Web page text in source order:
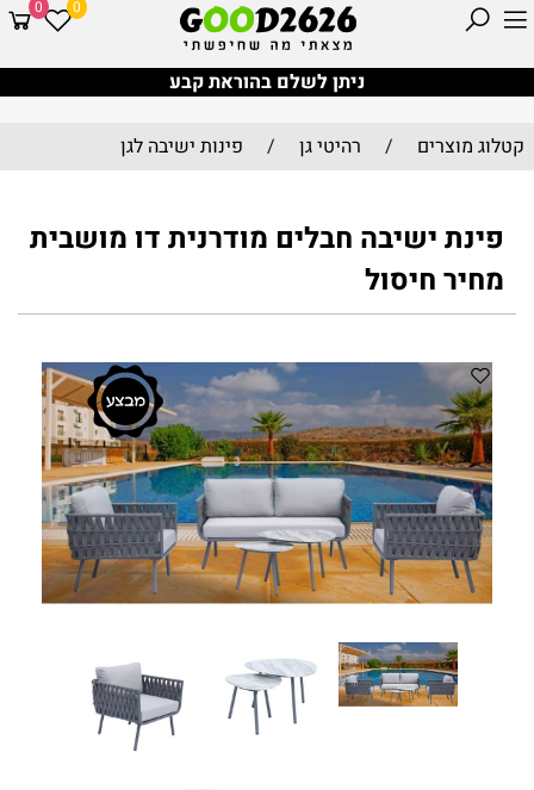
ניתן לשלם בהוראת קבע
0 0
קטלוג מוצרים / רהיטי גן / פינות ישיבה לגן
פינת ישיבה חבלים מודרנית דו מושבית
מחיר חיסול